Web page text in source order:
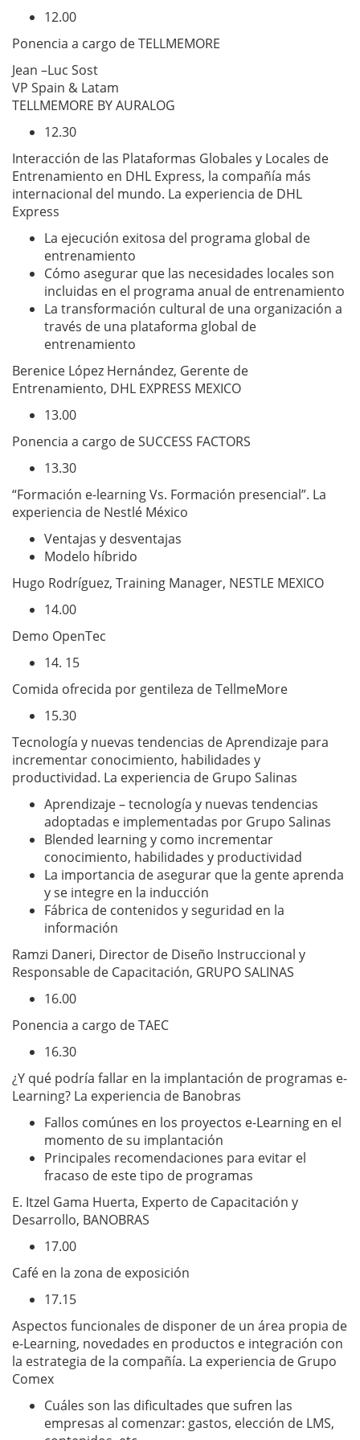
12.00
Ponencia a cargo de TELLMEMORE
Jean –Luc Sost
VP Spain & Latam
TELLMEMORE BY AURALOG
12.30
Interacción de las Plataformas Globales y Locales de
Entrenamiento en DHL Express, la compañía más
internacional del mundo. La experiencia de DHL
Express
La ejecución exitosa del programa global de
entrenamiento
Cómo asegurar que las necesidades locales son
incluidas en el programa anual de entrenamiento
La transformación cultural de una organización a
través de una plataforma global de
entrenamiento
Berenice López Hernández, Gerente de
Entrenamiento, DHL EXPRESS MEXICO
13.00
Ponencia a cargo de SUCCESS FACTORS
13.30
“Formación e-learning Vs. Formación presencial”. La
experiencia de Nestlé México
Ventajas y desventajas
Modelo híbrido
Hugo Rodríguez, Training Manager, NESTLE MEXICO
14.00
Demo OpenTec
14. 15
Comida ofrecida por gentileza de TellmeMore
15.30
Tecnología y nuevas tendencias de Aprendizaje para
incrementar conocimiento, habilidades y
productividad. La experiencia de Grupo Salinas
Aprendizaje – tecnología y nuevas tendencias
adoptadas e implementadas por Grupo Salinas
Blended learning y como incrementar
conocimiento, habilidades y productividad
La importancia de asegurar que la gente aprenda
y se integre en la inducción
Fábrica de contenidos y seguridad en la
información
Ramzi Daneri, Director de Diseño Instruccional y
Responsable de Capacitación, GRUPO SALINAS
16.00
Ponencia a cargo de TAEC
16.30
¿Y qué podría fallar en la implantación de programas e-
Learning? La experiencia de Banobras
Fallos comúnes en los proyectos e-Learning en el
momento de su implantación
Principales recomendaciones para evitar el
fracaso de este tipo de programas
E. Itzel Gama Huerta, Experto de Capacitación y
Desarrollo, BANOBRAS
17.00
Café en la zona de exposición
17.15
Aspectos funcionales de disponer de un área propia de
e-Learning, novedades en productos e integración con
la estrategia de la compañía. La experiencia de Grupo
Comex
Cuáles son las dificultades que sufren las
empresas al comenzar: gastos, elección de LMS,